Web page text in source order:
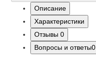
Описание
Характеристики
Отзывы 0
Вопросы и ответы0